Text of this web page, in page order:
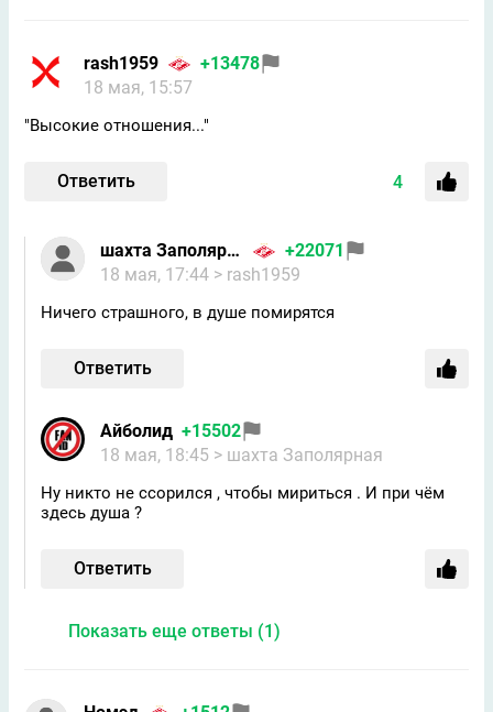
rash1959
+13478
18 мая, 15:57
"Высокие отношения..."
Ответить 4
шахта Заполярная
+22071
18 мая, 17:44 > rash1959
Ничего страшного, в душе помирятся
Ответить
Айболид +15502
18 мая, 18:45 > шахта Заполярная
Ну никто не ссорился , чтобы мириться . И при чём
здесь душа ?
Ответить
Показать еще ответы (1)